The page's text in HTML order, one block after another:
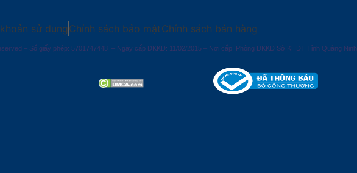
sử dụngChính sách bảo mậtChính sách bán hàng
– Số giấy phép: 5701747448 – Ngày cấp ĐKKD: 11/02/2015 – Nơi cấp: Phòng ĐKKD Sở KHĐT Tỉnh Quảng Ninh.